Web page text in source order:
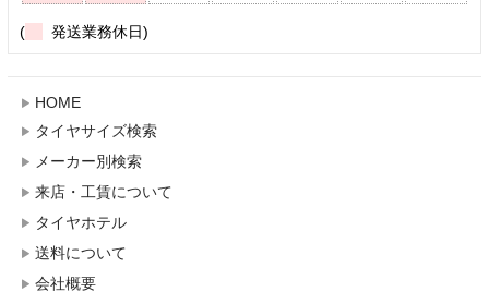
( 発送業務休日)
HOME
タイヤサイズ検索
メーカー別検索
来店・工賃について
タイヤホテル
送料について
会社概要